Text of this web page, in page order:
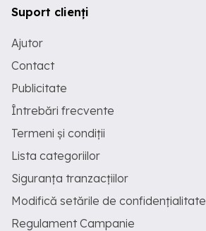
Suport clienți
Ajutor
Contact
Publicitate
Întrebări frecvente
Termeni și condiții
Lista categoriilor
Siguranța tranzacțiilor
Modifică setările de confidențialitate
Regulament Campanie